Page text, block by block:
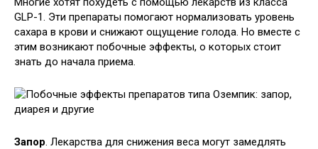
GLP-1. Эти препараты помогают нормализовать уровень
сахара в крови и снижают ощущение голода. Но вместе с
этим возникают побочные эффекты, о которых стоит
знать до начала приема.
Запор. Лекарства для снижения веса могут замедлять